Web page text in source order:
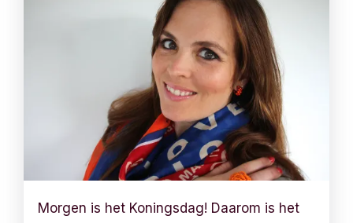
Morgen is het Koningsdag! Daarom is het